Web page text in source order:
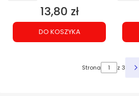
Cena
13,80 zł
DO KOSZYKA
Strona z 3